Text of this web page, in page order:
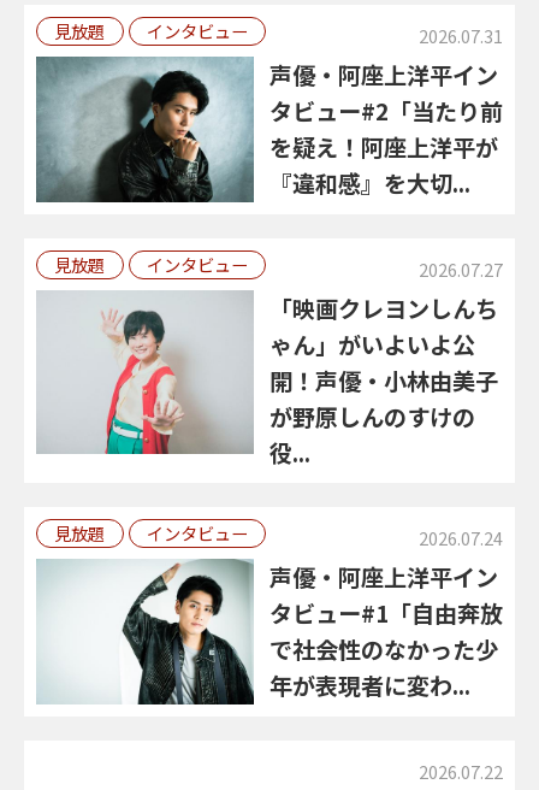
見放題 インタビュー 2026.07.31
声優・阿座上洋平イン
タビュー#2「当たり前
を疑え！阿座上洋平が
『違和感』を大切...
見放題 インタビュー 2026.07.27
「映画クレヨンしんち
ゃん」がいよいよ公
開！声優・小林由美子
が野原しんのすけの
役...
見放題 インタビュー 2026.07.24
声優・阿座上洋平イン
タビュー#1「自由奔放
で社会性のなかった少
年が表現者に変わ...
2026.07.22